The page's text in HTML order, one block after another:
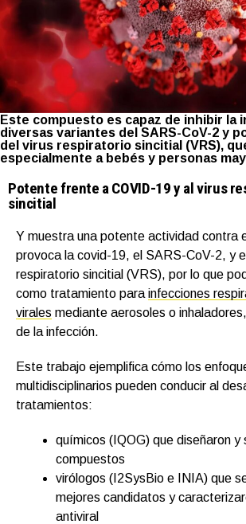
Este compuesto es capaz de inhibir la
diversas variantes del SARS-CoV-2 y
del virus respiratorio sincitial (VRS),
especialmente a bebés y personas
Potente frente a COVID-19 y al virus
sincitial
Y muestra una potente actividad contra
provoca la covid-19, el SARS-CoV-2, y
respiratorio sincitial (VRS), por lo que
como tratamiento para infecciones
virales mediante aerosoles o
de la infección.
Este trabajo ejemplifica cómo los
multidisciplinarios pueden conducir al
tratamientos:
químicos (IQOG) que diseñaron y
compuestos
virólogos (I2SysBio e INIA) que
mejores candidatos y
antiviral